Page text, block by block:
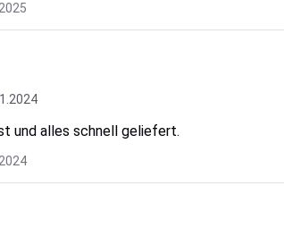
und alles schnell geliefert.